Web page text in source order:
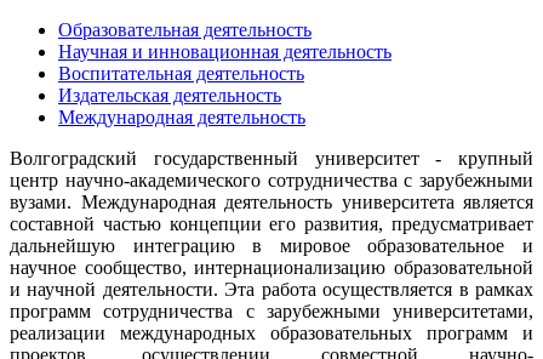
Образовательная деятельность
Научная и инновационная деятельность
Воспитательная деятельность
Издательская деятельность
Международная деятельность
Волгоградский государственный университет - крупный
центр научно-академического сотрудничества с зарубежными
вузами. Международная деятельность университета является
составной частью концепции его развития, предусматривает
дальнейшую интеграцию в мировое образовательное и
научное сообщество, интернационализацию образовательной
и научной деятельности. Эта работа осуществляется в рамках
программ сотрудничества с зарубежными университетами,
реализации международных образовательных программ и
проектов, осуществлении совместной научно-